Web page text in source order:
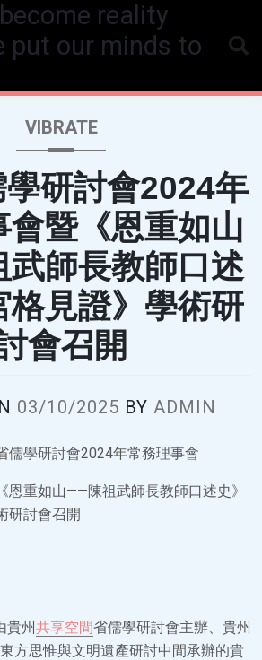
reality
put our minds to
VIBRATE
研討會2024年
會暨《恩重如山
師長教師口述
格見證》學術研
會召開
03/10/2025 BY ADMIN
儒學研討會2024年常務理事會
恩重如山——陳祖武師長教師口述史》
研討會召開
貴州共享空間省儒學研討會主辦、貴州
方思惟與文明遺產研討中間承辦的貴